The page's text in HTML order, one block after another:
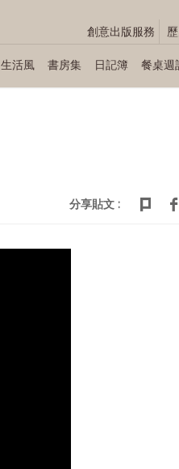
創意出版服務
生活風 書房集 日記簿 餐桌週
分享貼文 :